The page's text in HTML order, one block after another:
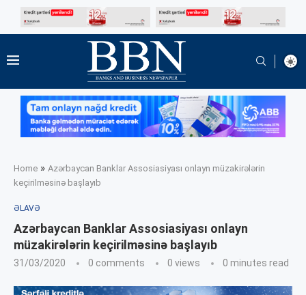
Home » Azərbaycan Banklar Assosiasiyası onlayn müzakirələrin
keçirilməsinə başlayıb
ƏLAVƏ
Azərbaycan Banklar Assosiasiyası onlayn
müzakirələrin keçirilməsinə başlayıb
31/03/2020 0 comments 0 views 0 minutes read